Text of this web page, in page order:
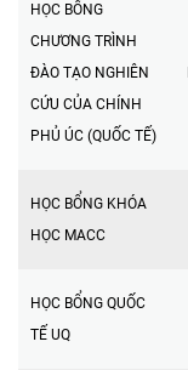
HỌC BỔNG
CHƯƠNG TRÌNH
ĐÀO TẠO NGHIÊN
CỨU CỦA CHÍNH
PHỦ ÚC (QUỐC TẾ)
HỌC BỔNG KHÓA
HỌC MACC
HỌC BỔNG QUỐC
TẾ UQ